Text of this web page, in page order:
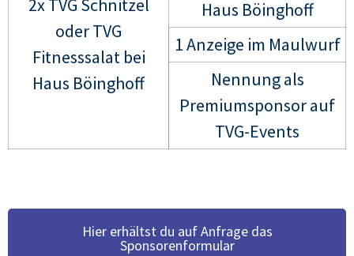
2x TVG Schnitzel
oder TVG
Fitnesssalat bei
Haus Böinghoff
Haus Böinghoff
1 Anzeige im Maulwurf
Nennung als
Premiumsponsor auf
TVG-Events
Hier erhältst du auf Anfrage das
Sponsorenformular